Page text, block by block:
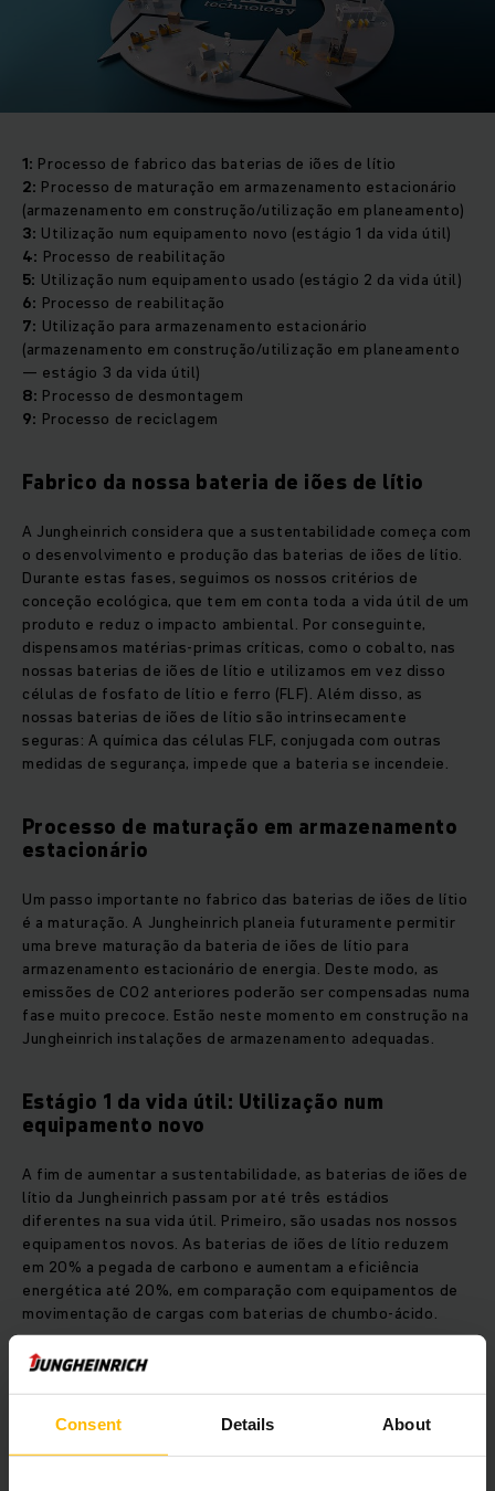
Consent Details About
1: Processo de fabrico das baterias de iões de lítio
2: Processo de maturação em armazenamento estacionário
(armazenamento em construção/utilização em planeamento)
3: Utilização num equipamento novo (estágio 1 da vida útil)
4: Processo de reabilitação
5: Utilização num equipamento usado (estágio 2 da vida útil)
6: Processo de reabilitação
7: Utilização para armazenamento estacionário
(armazenamento em construção/utilização em planeamento
— estágio 3 da vida útil)
8: Processo de desmontagem
9: Processo de reciclagem
Fabrico da nossa bateria de iões de lítio
A Jungheinrich considera que a sustentabilidade começa com
o desenvolvimento e produção das baterias de iões de lítio.
Durante estas fases, seguimos os nossos critérios de
conceção ecológica, que tem em conta toda a vida útil de um
produto e reduz o impacto ambiental. Por conseguinte,
dispensamos matérias-primas críticas, como o cobalto, nas
nossas baterias de iões de lítio e utilizamos em vez disso
células de fosfato de lítio e ferro (FLF). Além disso, as
nossas baterias de iões de lítio são intrinsecamente
seguras: A química das células FLF, conjugada com outras
medidas de segurança, impede que a bateria se incendeie.
Processo de maturação em armazenamento
estacionário
Um passo importante no fabrico das baterias de iões de lítio
é a maturação. A Jungheinrich planeia futuramente permitir
uma breve maturação da bateria de iões de lítio para
armazenamento estacionário de energia. Deste modo, as
emissões de CO2 anteriores poderão ser compensadas numa
fase muito precoce. Estão neste momento em construção na
Jungheinrich instalações de armazenamento adequadas.
Estágio 1 da vida útil: Utilização num
equipamento novo
A fim de aumentar a sustentabilidade, as baterias de iões de
lítio da Jungheinrich passam por até três estádios
diferentes na sua vida útil. Primeiro, são usadas nos nossos
equipamentos novos. As baterias de iões de lítio reduzem
em 20% a pegada de carbono e aumentam a eficiência
energética até 20%, em comparação com equipamentos de
movimentação de cargas com baterias de chumbo-ácido.
Estágio 2 da vida útil: Utilização num
equipamento usado
Depois de ser utilizada num equipamento novo, a vida útil de